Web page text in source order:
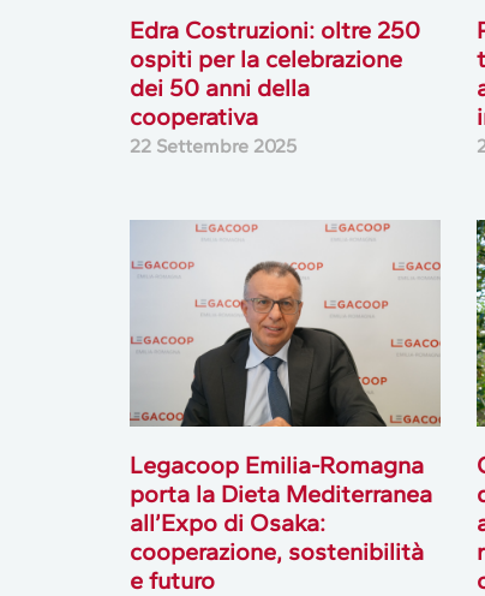
Edra Costruzioni: oltre 250
ospiti per la celebrazione
dei 50 anni della
cooperativa
22 Settembre 2025
Legacoop Emilia-Romagna
porta la Dieta Mediterranea
all’Expo di Osaka:
cooperazione, sostenibilità
e futuro